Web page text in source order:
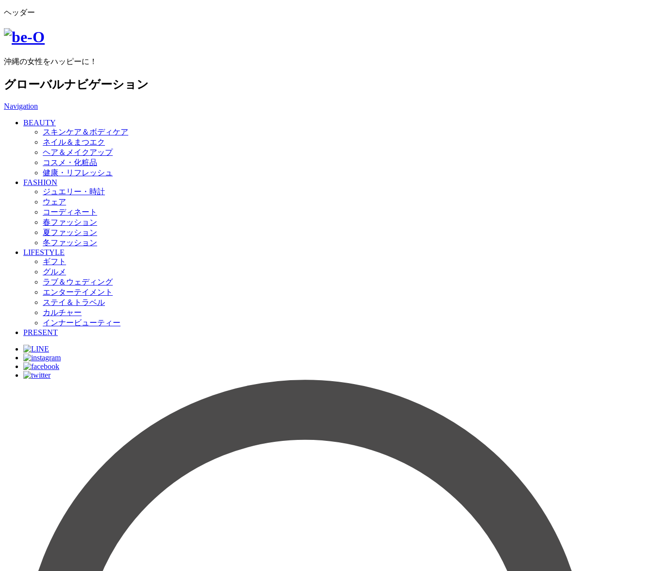
ヘッダー
沖縄の女性をハッピーに！
グローバルナビゲーション
Navigation
BEAUTY
スキンケア＆ボディケア
ネイル＆まつエク
ヘア＆メイクアップ
コスメ・化粧品
健康・リフレッシュ
FASHION
ジュエリー・時計
ウェア
コーディネート
春ファッション
夏ファッション
冬ファッション
LIFESTYLE
ギフト
グルメ
ラブ＆ウェディング
エンターテイメント
ステイ＆トラベル
カルチャー
インナービューティー
PRESENT